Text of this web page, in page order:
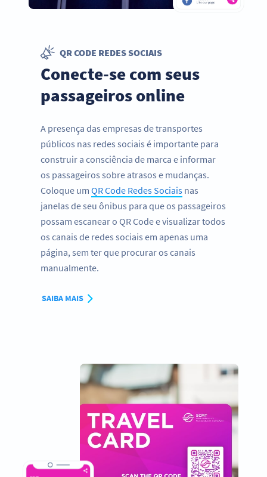
QR CODE REDES SOCIAIS
Conecte-se com seus
passageiros online
A presença das empresas de transportes
públicos nas redes sociais é importante para
construir a consciência de marca e informar
os passageiros sobre atrasos e mudanças.
Coloque um QR Code Redes Sociais nas
janelas de seu ônibus para que os passageiros
possam escanear o QR Code e visualizar todos
os canais de redes sociais em apenas uma
página, sem ter que procurar os canais
manualmente.
SAIBA MAIS